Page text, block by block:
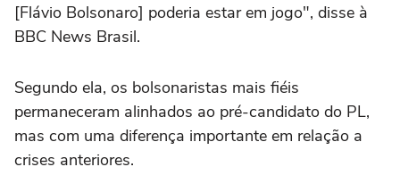
[Flávio Bolsonaro] poderia estar em jogo", disse à
BBC News Brasil.
Segundo ela, os bolsonaristas mais fiéis
permaneceram alinhados ao pré-candidato do PL,
mas com uma diferença importante em relação a
crises anteriores.